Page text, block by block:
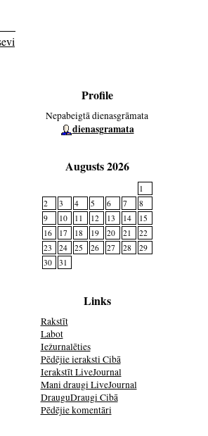
Profile
Nepabeigtā dienasgrāmata
dienasgramata
Augusts 2026
1
2
3 4 5 6 7
8
9
10 11 12 13 14
15
16
17 18 19 20 21
22
23
24 25 26 27 28
29
30
31
Links
Rakstīt
Labot
Iežurnalēties
Pēdējie ieraksti Cibā
Ierakstīt LiveJournal
Mani draugi LiveJournal
DrauguDraugi Cibā
Pēdējie komentāri